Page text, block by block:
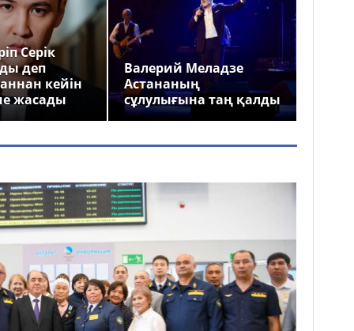
Серік
деп
кейін
жасады
Валерий Меладзе
Астананың
сұлулығына таң қалды